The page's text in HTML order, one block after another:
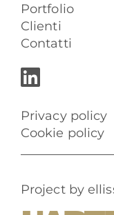
Portfolio
Clienti
Contatti
Privacy policy
Cookie policy
Project by